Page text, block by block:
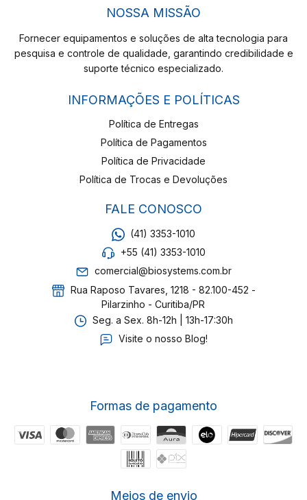
NOSSA MISSÃO
Fornecer equipamentos e soluções de alta tecnologia para
pesquisa e controle de qualidade, garantindo credibilidade e
suporte técnico especializado.
INFORMAÇÕES E POLÍTICAS
Política de Entregas
Política de Pagamentos
Política de Privacidade
Política de Trocas e Devoluções
FALE CONOSCO
(41) 3353-1010
+55 (41) 3353-1010
comercial@biosystems.com.br
Rua Raposo Tavares, 1218 - 82.100-452 -
Pilarzinho - Curitiba/PR
Seg. a Sex. 8h-12h | 13h-17:30h
Visite o nosso Blog!
Formas de pagamento
Meios de envio